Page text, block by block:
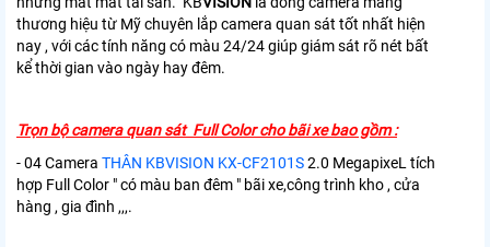
thương hiệu từ Mỹ chuyên lắp camera quan sát tốt nhất hiện
nay , với các tính năng có màu 24/24 giúp giám sát rõ nét bất
kể thời gian vào ngày hay đêm.
Trọn bộ camera quan sát Full Color cho bãi xe bao gồm :
- 04 Camera THÂN KBVISION KX-CF2101S2.0 MegapixeL tích
hợp Full Color " có màu ban đêm " bãi xe,công trình kho , cửa
hàng , gia đình ,,,.